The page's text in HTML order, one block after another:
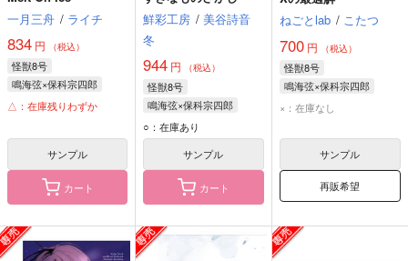
一月三舟 / ライチ
834 円 （税込）
怪獣8号
鳴海弦×保科宗四郎
鳴海弦
保科宗四郎
△：在庫残りわずか
サンプル
カート
鮮彩工房 / 美谷詩音
冬
944 円 （税込）
怪獣8号
鳴海弦×保科宗四郎
鳴海弦
保科宗四郎
○：在庫あり
サンプル
カート
ねごとlab / こたつ
700円 （税込）
怪獣8号
鳴海弦×保科宗四郎
鳴海弦
保科宗四郎
×：在庫なし
サンプル
再販希望